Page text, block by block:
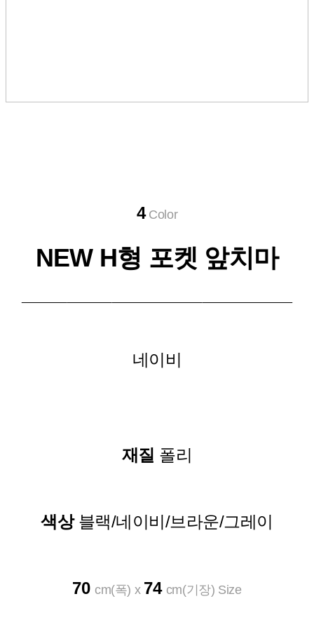
4 Color
NEW H형 포켓 앞치마
네이비
재질 폴리
색상 블랙/네이비/브라운/그레이
70 cm(폭) x 74 cm(기장) Size